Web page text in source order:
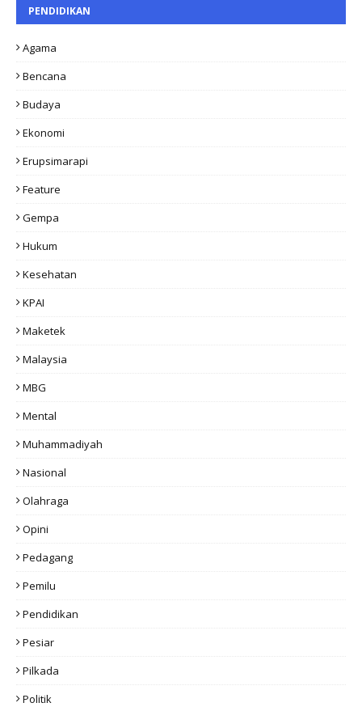
PENDIDIKAN
Agama
Bencana
Budaya
Ekonomi
Erupsimarapi
Feature
Gempa
Hukum
Kesehatan
KPAI
Maketek
Malaysia
MBG
Mental
Muhammadiyah
Nasional
Olahraga
Opini
Pedagang
Pemilu
Pendidikan
Pesiar
Pilkada
Politik